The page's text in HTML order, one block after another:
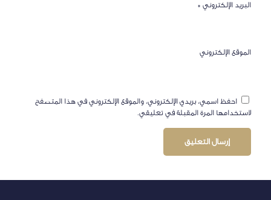
البريد الإلكتروني *
الموقع الإلكتروني
احفظ اسمي، بريدي الإلكتروني، والموقع الإلكتروني في هذا المتصفح
لاستخدامها المرة المقبلة في تعليقي.